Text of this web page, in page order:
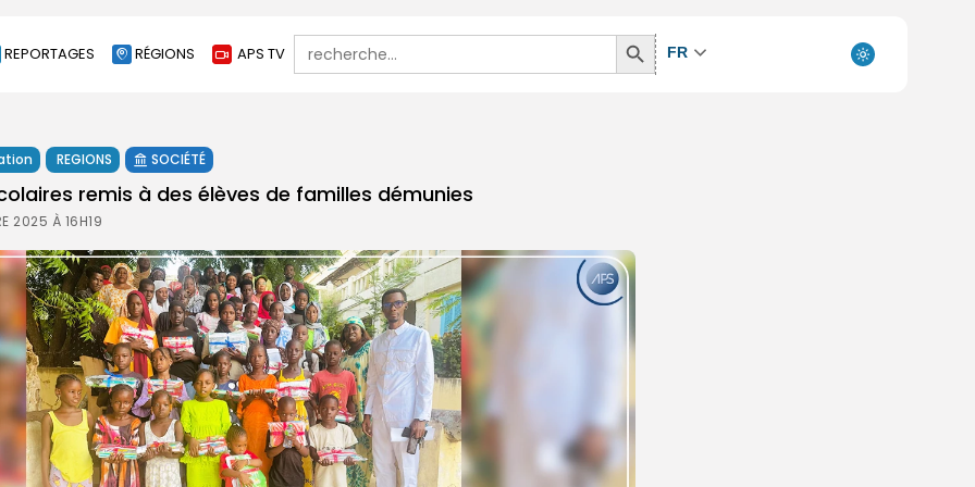
REPORTAGES RÉGIONS APS TV
Search
for:
Search
Button
FR
REGIONS SOCIÉTÉ
remis à des élèves de familles démunies
2025 À 16H19